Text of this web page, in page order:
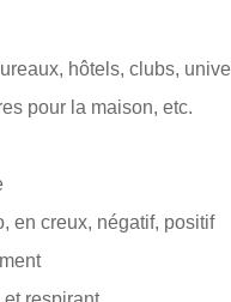
hôtels, clubs,
pour la maison, etc.
en creux, négatif, positif